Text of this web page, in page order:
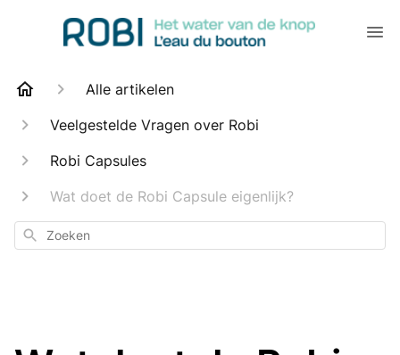
Alle artikelen
Veelgestelde Vragen over Robi
Robi Capsules
Wat doet de Robi Capsule eigenlijk?
Zoeken